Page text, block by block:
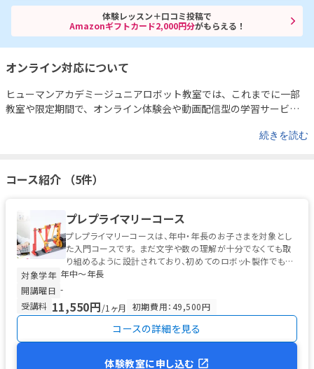
体験レッスン＋口コミ投稿で
Amazonギフトカード2,000円分がもらえる！
オンライン対応について
ヒューマンアカデミージュニアロボット教室では、これまでに一部
教室や限定期間で、オンライン体験会や動画配信型の学習サービス
トの製作解説動画や改造アイデアの紹介など、自宅でも学びを深め
tube.com/watch?v=UhY0Y57-gqU&feature=youtu.be
をご希望の方は事前に各教室または運営事務局までお問い合わせく
ださい。
続きを読む
コース紹介 （5件）
プレプライマリーコース
プレプライマリーコースは、年中・年長のお子さまを対象とし
た入門コースです。 まだ文字や数の理解が十分でなくても取
り組めるように設計されており、初めてのロボット製作でも無
理なく進められる工夫...
対象学年 年中〜年長
開講曜日 -
受講料 11,550円/1ヶ月 初期費用：49,500円
コースの詳細を見る
体験教室に申し込む